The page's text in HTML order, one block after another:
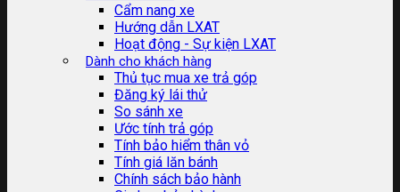
Cẩm nang xe
Hướng dẫn LXAT
Hoạt động - Sự kiện LXAT
Dành cho khách hàng
Thủ tục mua xe trả góp
Đăng ký lái thử
So sánh xe
Ước tính trả góp
Tính bảo hiểm thân vỏ
Tính giá lăn bánh
Chính sách bảo hành